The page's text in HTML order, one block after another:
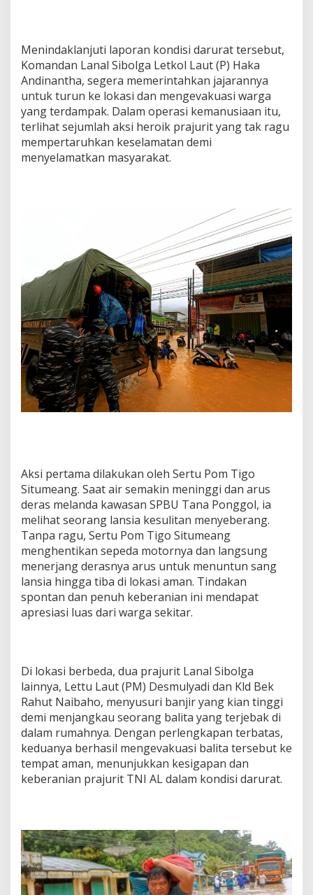
Menindaklanjuti laporan kondisi darurat tersebut,
Komandan Lanal Sibolga Letkol Laut (P) Haka
Andinantha, segera memerintahkan jajarannya
untuk turun ke lokasi dan mengevakuasi warga
yang terdampak. Dalam operasi kemanusiaan itu,
terlihat sejumlah aksi heroik prajurit yang tak ragu
mempertaruhkan keselamatan demi
menyelamatkan masyarakat.
Aksi pertama dilakukan oleh Sertu Pom Tigo
Situmeang. Saat air semakin meninggi dan arus
deras melanda kawasan SPBU Tana Ponggol, ia
melihat seorang lansia kesulitan menyeberang.
Tanpa ragu, Sertu Pom Tigo Situmeang
menghentikan sepeda motornya dan langsung
menerjang derasnya arus untuk menuntun sang
lansia hingga tiba di lokasi aman. Tindakan
spontan dan penuh keberanian ini mendapat
apresiasi luas dari warga sekitar.
Di lokasi berbeda, dua prajurit Lanal Sibolga
lainnya, Lettu Laut (PM) Desmulyadi dan Kld Bek
Rahut Naibaho, menyusuri banjir yang kian tinggi
demi menjangkau seorang balita yang terjebak di
dalam rumahnya. Dengan perlengkapan terbatas,
keduanya berhasil mengevakuasi balita tersebut ke
tempat aman, menunjukkan kesigapan dan
keberanian prajurit TNI AL dalam kondisi darurat.